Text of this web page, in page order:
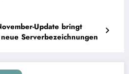
Update bringt
Serverbezeichnungen